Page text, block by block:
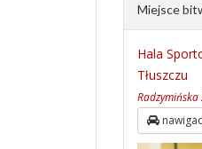
Miejsce
Hala
Tłuszczu